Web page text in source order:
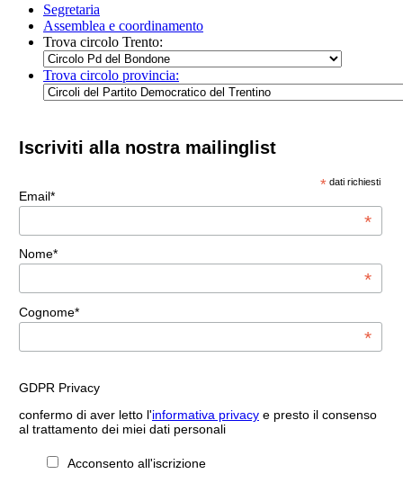
Segretaria
Assemblea e coordinamento
Trova circolo Trento:
Trova circolo provincia:
Iscriviti alla nostra mailinglist
* dati richiesti
Email*
*
Nome*
*
Cognome*
*
GDPR Privacy
confermo di aver letto l'informativa privacye presto il consenso
al trattamento dei miei dati personali
Acconsento all'iscrizione